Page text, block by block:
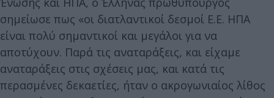
σημείωσε πως «οι διατλαντικοί δεσμοί Ε.Ε. ΗΠΑ
είναι πολύ σημαντικοί και μεγάλοι για να
αποτύχουν. Παρά τις αναταράξεις, και είχαμε
αναταράξεις στις σχέσεις μας, και κατά τις
περασμένες δεκαετίες, ήταν ο ακρογωνιαίος λίθος